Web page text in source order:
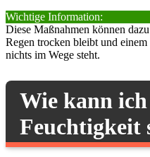
Wichtige Information:
Diese Maßnahmen können
Regen trocken bleibt und
nichts im Wege steht.
Wie kann
Feuchtigkeit